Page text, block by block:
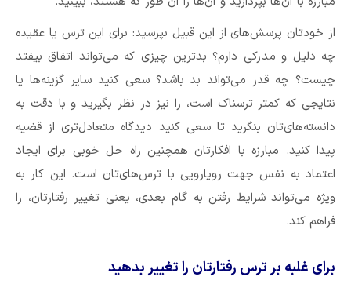
از خود‌تان پرسش‌های از این قبیل بپرسید: برای این ترس یا عقیده
چه دلیل و مدرکی دارم؟ بد‌ترین چیزی که می‌تواند اتفاق بیفتد
چیست؟ چه قدر می‌تواند بد باشد؟ سعی کنید سایر گزینه‌ها یا
نتایجی که کمتر ترسناک است، را نیز در نظر بگیرید و با دقت به
دانسته‌های‌تان بنگرید تا سعی کنید دیدگاه متعادل‌تری از قضیه
پیدا کنید. مبارزه با افکار‌تان همچنین راه حل خوبی برای ایجاد
اعتماد به نفس جهت رویارویی با ترس‌‌های‌تان است. این کار به
ویژه می‌تواند شرایط رفتن به گام بعدی، یعنی تغییر رفتار‌تان، را
فراهم کند.
برای غلبه بر ترس رفتار‌تان را تغییر بدهید